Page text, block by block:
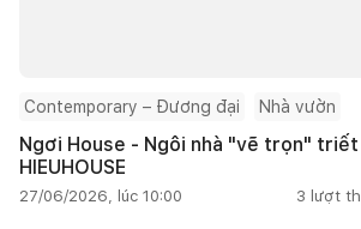
Contemporary – Đương đại Nhà vườn
Ngơi House - Ngôi nhà "vẽ trọn"
HIEUHOUSE
27/06/2026, lúc 10:00 3 lượt